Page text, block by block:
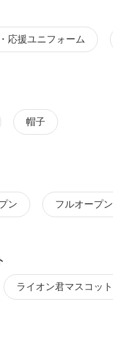
応援ユニフォーム
帽子
ン フルオープン
ライオン君マスコット